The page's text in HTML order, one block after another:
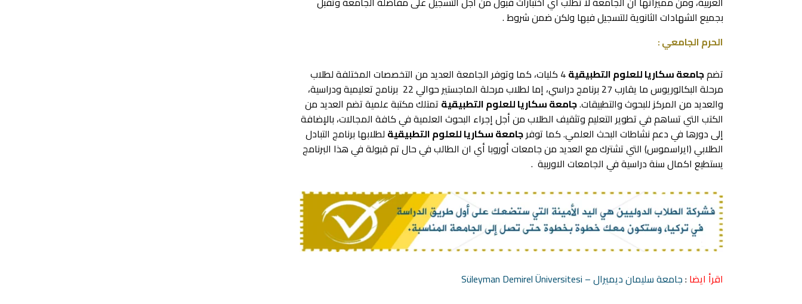
بجميع الشهادات الثانوية للتسجيل فيها ولكن ضمن شروط .
الحرم الجامعي :
تضمجامعة سكاريا للعلوم التطبيقية
4 كليات، كما وتوفر الجامعة العديد من التخصصات المختلفة لطلاب
مرحلة البكالوريوس ما يقارب 27 برنامج دراسي، إما لطلاب مرحلة الماجستير حوالي 22 برنامج تعليمية ودراسية،
والعديد من المركز للبحوث والتطبيقات.جامعة سكاريا للعلوم التطبيقية تمتلك مكتبة علمية تضم العديد من
الكتب التي تساهم في تطوير التعليم وتثقيف الطلاب من أجل إجراء البحوث العلمية في كافة المجالات، بالإضافة
إلى دورها في دعم نشاطات البحث العلمي. كما توفرجامعة سكاريا للعلوم التطبيقية لطلابها برنامج التبادل
الطلابي (ايراسموس) التي تشترك مع العديد من جامعات أوروبا أي ان الطالب في حال تم قبولة في هذا البرنامج
يستطيع اكمال سنة دراسية في الجامعات الاوربية .
اقرأ ايضا :جامعة سليمان ديميرال – Süleyman Demirel Üniversitesi